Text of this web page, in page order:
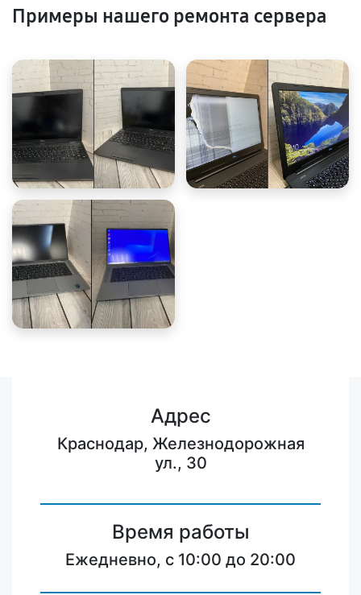
Примеры нашего ремонта сервера
Адрес
Краснодар, Железнодорожная
ул., 30
Время работы
Ежедневно, с 10:00 до 20:00